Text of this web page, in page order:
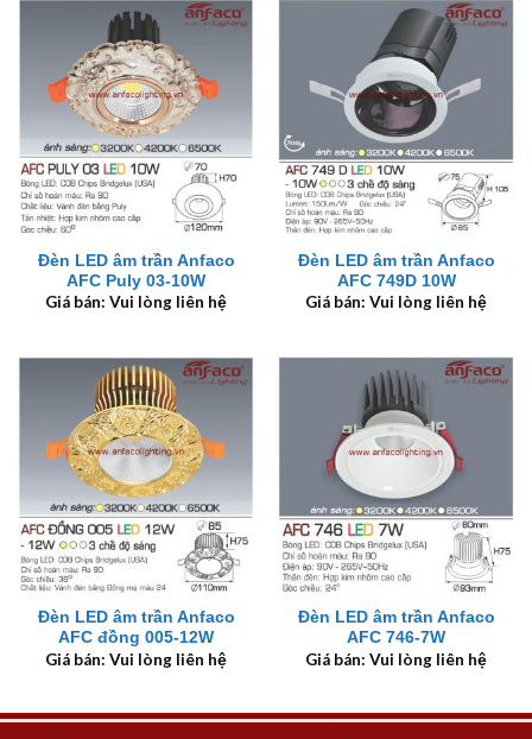
Đèn LED âm trần Anfaco
AFC Puly 03-10W
Giá bán: Vui lòng liên hệ
Đèn LED âm trần Anfaco
AFC 749D 10W
Giá bán: Vui lòng liên hệ
Đèn LED âm trần Anfaco
AFC đồng 005-12W
Giá bán: Vui lòng liên hệ
Đèn LED âm trần Anfaco
AFC 746-7W
Giá bán: Vui lòng liên hệ